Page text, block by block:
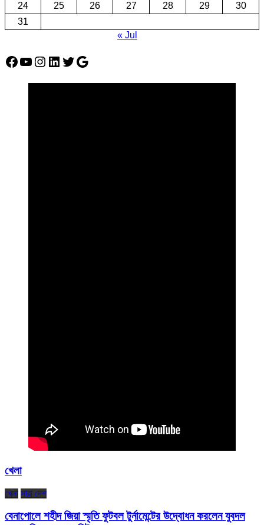
24
25 26 27 28 29
30
31
« Jul
Facebook
YouTube
Instagram
LinkedIn
Twitter
Google
খেলা
খেলা সারা দেশ
বেনাপোলে শহীদ জিয়া স্মৃতি ফুটবল টুর্নামেন্টের উদ্বোধন করলেন যুবদল